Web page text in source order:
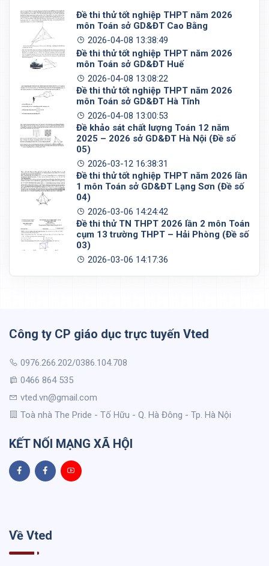
Đề thi thử tốt nghiệp THPT năm 2026
môn Toán sở GD&ĐT Cao Bằng
2026-04-08 13:38:49
Đề thi thử tốt nghiệp THPT năm 2026
môn Toán sở GD&ĐT Huế
2026-04-08 13:08:22
Đề thi thử tốt nghiệp THPT năm 2026
môn Toán sở GD&ĐT Hà Tĩnh
2026-04-08 13:00:53
Đề khảo sát chất lượng Toán 12 năm
2025 – 2026 sở GD&ĐT Hà Nội (Đề số
05)
2026-03-12 16:38:31
Đề thi thử tốt nghiệp THPT năm 2026 lần
1 môn Toán sở GD&ĐT Lạng Sơn (Đề số
04)
2026-03-06 14:24:42
Đề thi thử TN THPT 2026 lần 2 môn Toán
cụm 13 trường THPT – Hải Phòng (Đề số
03)
2026-03-06 14:17:36
Công ty CP giáo dục trực tuyến Vted
0976.266.202/0386.104.708
0466 864 535
vted.vn@gmail.com
Toà nhà The Pride - Tố Hữu - Q. Hà Đông - Tp. Hà Nội
KẾT NỐI MẠNG XÃ HỘI
Về Vted